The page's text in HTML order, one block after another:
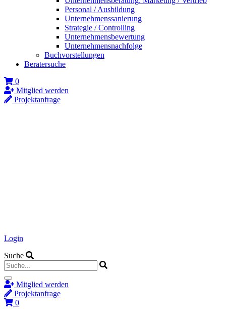
Personal / Ausbildung
Unternehmenssanierung
Strategie / Controlling
Unternehmensbewertung
Unternehmensnachfolge
Buchvorstellungen
Beratersuche
0
Mitglied werden
Projektanfrage
Login
Suche
Mitglied werden
Projektanfrage
0